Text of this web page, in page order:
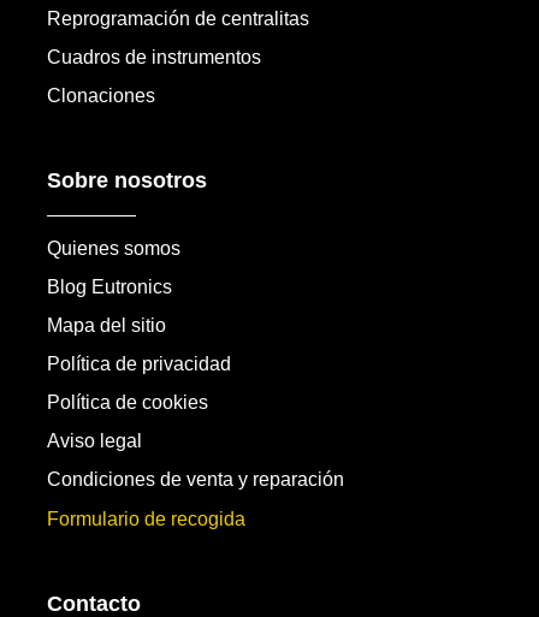
Reprogramación de centralitas
Cuadros de instrumentos
Clonaciones
Sobre nosotros
Quienes somos
Blog Eutronics
Mapa del sitio
Política de privacidad
Política de cookies
Aviso legal
Condiciones de venta y reparación
Formulario de recogida
Contacto